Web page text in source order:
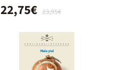
23,95€
22,75€